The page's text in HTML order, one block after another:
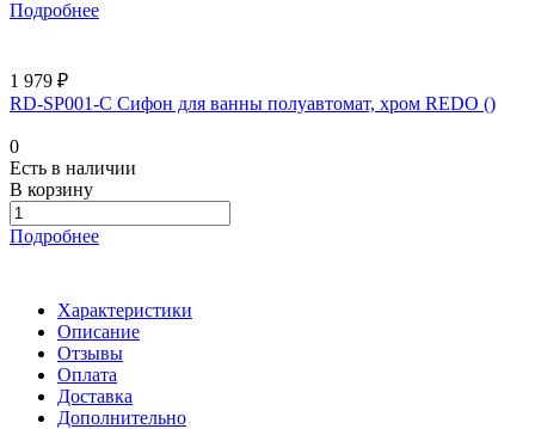
Подробнее
1 979 ₽
RD-SP001-C Сифон для ванны полуавтомат, хром REDO ()
0
Есть в наличии
В корзину
Подробнее
Характеристики
Описание
Отзывы
Оплата
Доставка
Дополнительно